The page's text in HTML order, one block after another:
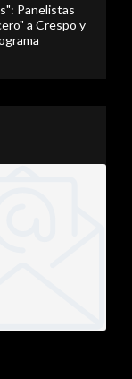
Panelistas
a Crespo y